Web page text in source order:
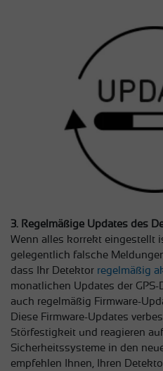
3. Regelmäßige Updates des
Wenn alles korrekt eingestellt
gelegentlich falsche
dass Ihr Detektor regelmäßig
monatlichen Updates der
auch regelmäßig Firmware-
Diese Firmware-Updates
Störfestigkeit und reagieren
Sicherheitssysteme in den
empfehlen Ihnen, Ihren